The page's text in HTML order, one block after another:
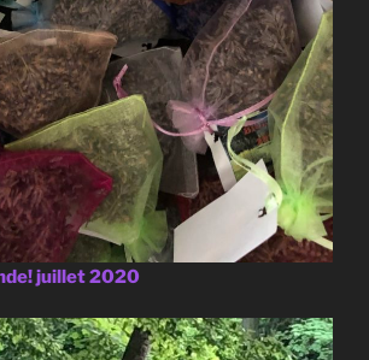
juillet 2020